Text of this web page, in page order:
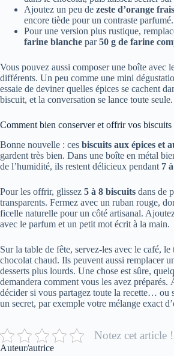
Ajoutez un peu de zeste d’orange frais
encore tiède pour un contraste parfumé.
Pour une version plus rustique,
farine blanche par50 g de farine
Vous pouvez aussi composer une boîte avec
différents. Un peu comme une mini
essaie de deviner quelles épices se cachent
biscuit, et la conversation se lance toute seule.
Comment bien conserver et offrir vos
Bonne nouvelle : ces biscuits aux épices et
gardent très bien. Dans une boîte en métal
de l’humidité, ils restent délicieux pendant 7
Pour les offrir, glissez 5 à 8 biscuits dans de
transparents. Fermez avec un ruban rouge,
ficelle naturelle pour un côté artisanal.
avec le parfum et un petit mot écrit à la main.
Sur la table de fête, servez-les avec le café, le
chocolat chaud. Ils peuvent aussi remplacer
desserts plus lourds. Une chose est sûre,
demandera comment vous les avez préparés.
décider si vous partagez toute la recette… ou
un secret, par exemple votre mélange exact
Notez cet article !
Auteur/autrice